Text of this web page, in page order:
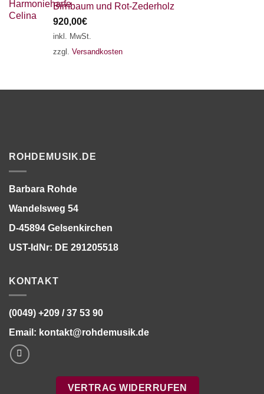
Birnbaum und Rot-Zederholz
920,00€
inkl. MwSt.
zzgl. Versandkosten
ROHDEMUSIK.DE
Barbara Rohde
Wandelsweg 54
D-45894 Gelsenkirchen
UST-IdNr: DE 291205518
KONTAKT
(0049) +209 / 37 53 90
Email: kontakt@rohdemusik.de
VERTRAG WIDERRUFEN